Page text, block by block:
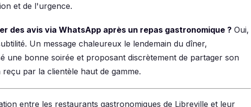
et de l'urgence.
des avis via WhatsApp après un repas gastronomique ? Oui,
Un message chaleureux le lendemain du dîner,
une bonne soirée et proposant discrètement de partager son
par la clientèle haut de gamme.
entre les restaurants gastronomiques de Libreville et leur